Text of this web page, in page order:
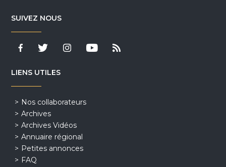
SUIVEZ NOUS
LIENS UTILES
Nos collaborateurs
Archives
Archives Vidéos
Annuaire régional
Petites annonces
FAQ